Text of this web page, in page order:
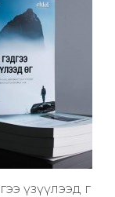
үзүүлээд өг